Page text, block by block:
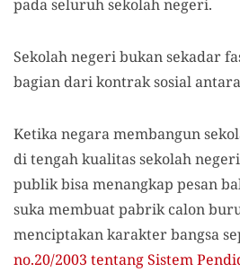
pada seluruh sekolah negeri.
Sekolah negeri bukan sekadar
bagian dari kontrak sosial
Ketika negara membangun
di tengah kualitas sekolah
publik bisa menangkap pesan
suka membuat pabrik calon
menciptakan karakter bangsa
no.20/2003 tentang Sistem